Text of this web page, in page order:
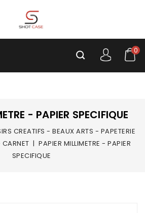
0
- PAPIER SPECIFIQUE
CREATIFS - BEAUX ARTS - PAPETERIE
PAPIER MILLIMETRE - PAPIER
SPECIFIQUE